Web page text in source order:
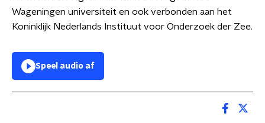
Wageningen universiteit en ook verbonden aan het
Koninklijk Nederlands Instituut voor Onderzoek der Zee.
Speel audio af